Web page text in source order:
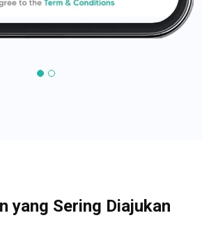
yang Sering Diajukan